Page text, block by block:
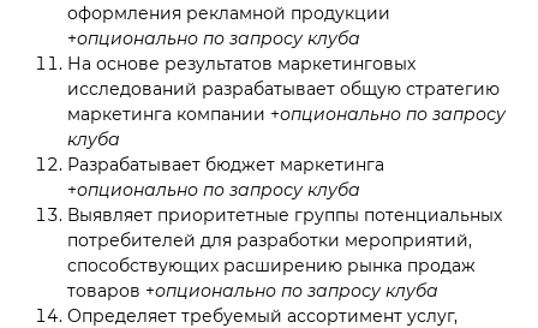
оформления рекламной продукции
+опционально по запросу клуба
На основе результатов маркетинговых
исследований разрабатывает общую стратегию
маркетинга компании +опционально по запросу
клуба
Разрабатывает бюджет маркетинга
+опционально по запросу клуба
Выявляет приоритетные группы потенциальных
потребителей для разработки мероприятий,
способствующих расширению рынка продаж
товаров +опционально по запросу клуба
Определяет требуемый ассортимент услуг,